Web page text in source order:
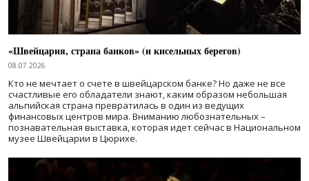
«Швейцария, страна банков» (и кисельных берегов)
08.07.2026
Кто не мечтает о счете в швейцарском банке? Но даже не все
счастливые его обладатели знают, каким образом небольшая
альпийская страна превратилась в один из ведущих
финансовых центров мира. Вниманию любознательных –
познавательная выставка, которая идет сейчас в Национальном
музее Швейцарии в Цюрихе.